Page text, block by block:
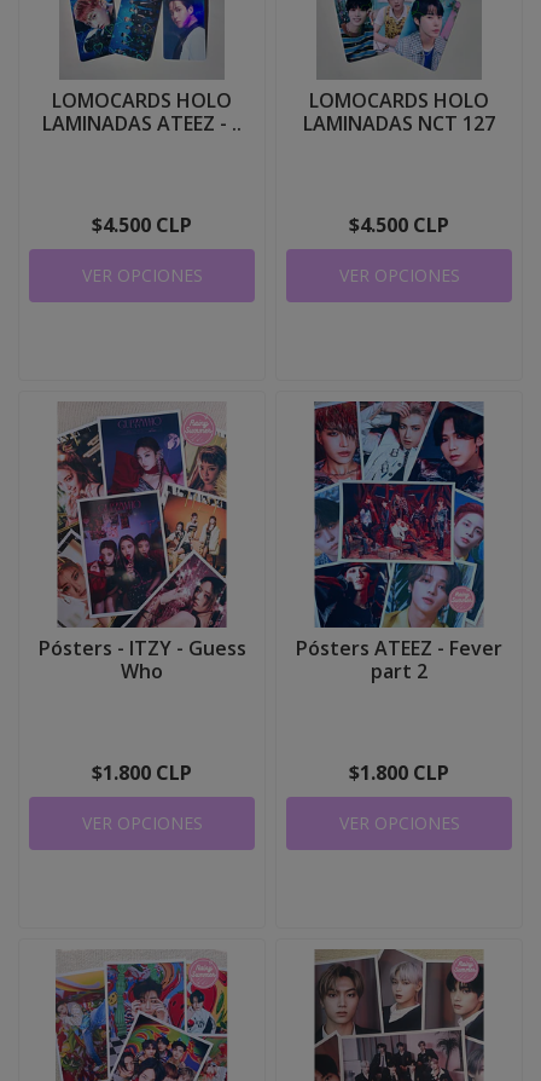
LOMOCARDS HOLO
LAMINADAS ATEEZ - ..
$4.500 CLP
VER OPCIONES
LOMOCARDS HOLO
LAMINADAS NCT 127
$4.500 CLP
VER OPCIONES
Pósters - ITZY - Guess
Who
$1.800 CLP
VER OPCIONES
Pósters ATEEZ - Fever
part 2
$1.800 CLP
VER OPCIONES